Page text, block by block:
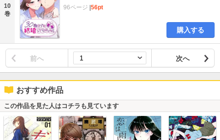
10
巻
96ページ 56pt
購入する
前へ 次へ
おすすめ作品
この作品を見た人はコチラも見ています